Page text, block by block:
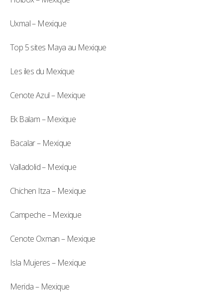
Uxmal – Mexique
Top 5 sites Maya au Mexique
Les iles du Mexique
Cenote Azul – Mexique
Ek Balam – Mexique
Bacalar – Mexique
Valladolid – Mexique
Chichen Itza – Mexique
Campeche – Mexique
Cenote Oxman – Mexique
Isla Mujeres – Mexique
Merida – Mexique